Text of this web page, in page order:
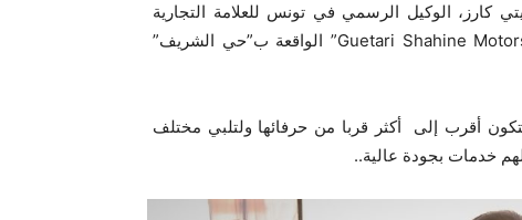
كارز، الوكيل الرسمي في تونس للعلامة التجارية
الكورية الجنوبية “كيا” KIA عن افتتاح وكالتها الجديدة “Guetari Shahine Motors” الواقعة ب”حي الشريف”
أقرب إلى أكثر قربا من حرفائها ولتلبي مختلف
خدمات بجودة عالية..